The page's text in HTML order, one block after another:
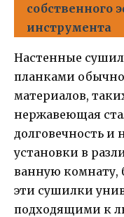
собственного
инструмента
Настенные
планками
материалов,
нержавеющая
долговечность и
установки в
ванную комнату,
эти сушилки
подходящими к